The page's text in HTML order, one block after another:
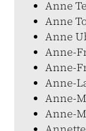
Anne
Anne
Anne
Anne-
Anne-
Anne-
Anne-
Anne-